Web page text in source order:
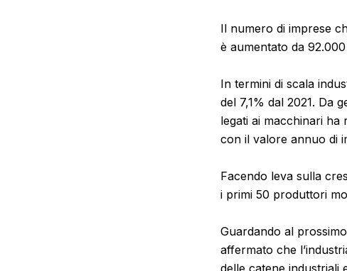
Il numero di imprese
è aumentato da
In termini di scala
del 7,1% dal 2021. Da
legati ai macchinari ha
con il valore annuo di
Facendo leva sulla
i primi 50 produttori
Guardando al
affermato che
delle catene industriali